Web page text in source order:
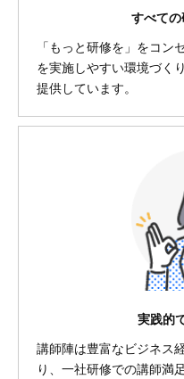
すべて
「もっと研修を」をコ
を実施しやすい環境づく
提供しています。
実践的
講師陣は豊富なビジネス
り、一社研修での講師満